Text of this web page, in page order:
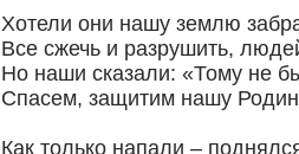
Хотели они нашу землю
Все сжечь и разрушить,
Но наши сказали: «Тому не
Спасем, защитим нашу
Как только напали –